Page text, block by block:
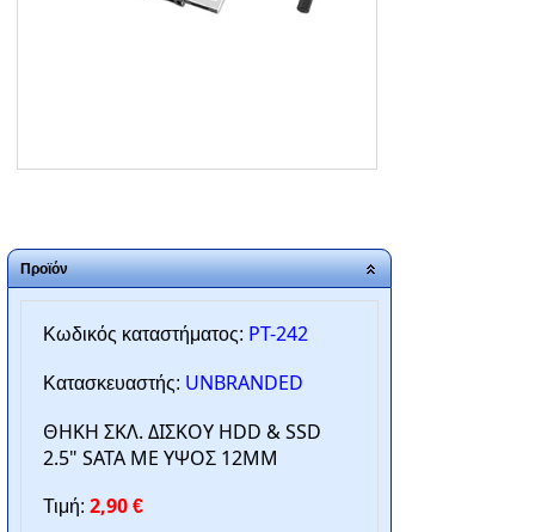
Προϊόν
Κωδικός καταστήματος: PT-242
Κατασκευαστής: UNBRANDED
ΘΗΚΗ ΣΚΛ. ΔΙΣΚΟΥ HDD & SSD
2.5" SATA ΜΕ ΥΨΟΣ 12MM
Τιμή: 2,90 €